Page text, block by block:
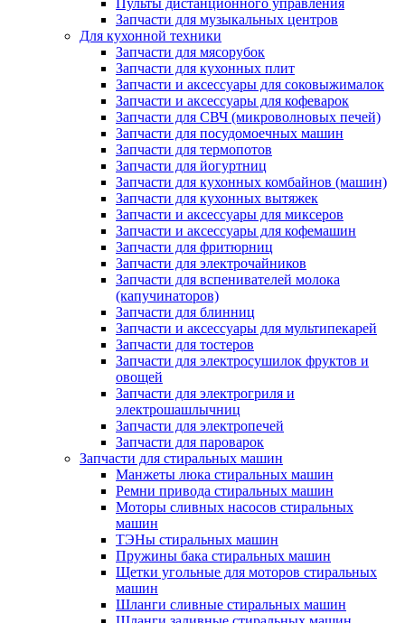
Пульты дистанционного управления
Запчасти для музыкальных центров
Для кухонной техники
Запчасти для мясорубок
Запчасти для кухонных плит
Запчасти и аксессуары для соковыжималок
Запчасти и аксессуары для кофеварок
Запчасти для СВЧ (микроволновых печей)
Запчасти для посудомоечных машин
Запчасти для термопотов
Запчасти для йогуртниц
Запчасти для кухонных комбайнов (машин)
Запчасти для кухонных вытяжек
Запчасти и аксессуары для миксеров
Запчасти и аксессуары для кофемашин
Запчасти для фритюрниц
Запчасти для электрочайников
Запчасти для вспенивателей молока
(капучинаторов)
Запчасти для блинниц
Запчасти и аксессуары для мультипекарей
Запчасти для тостеров
Запчасти для электросушилок фруктов и
овощей
Запчасти для электрогриля и
электрошашлычниц
Запчасти для электропечей
Запчасти для пароварок
Запчасти для стиральных машин
Манжеты люка стиральных машин
Ремни привода стиральных машин
Моторы сливных насосов стиральных
машин
ТЭНы стиральных машин
Пружины бака стиральных машин
Щетки угольные для моторов стиральных
машин
Шланги сливные стиральных машин